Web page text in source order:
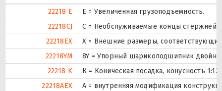
22218 E
Е = Увеличенная грузоподъемность.
22218CJ
С = Необслуживаемые концы стержней,
22218EX
X = Внешние размеры,
22218YM
8Y = Упорный шарикоподшипник
22218 K
К = Коническая посадка, конусность 1:12.
22218AEX
A = внутренняя модификация